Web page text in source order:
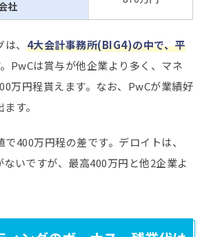
社
、 4大会計事務所(BIG4)の中で、平
PwCは賞与が他企業より多く、マネ
万円程貰えます。なお、PwCが業績好
す。
400万円程の差です。デロイトは、
いですが、最高400万円と他2企業よ